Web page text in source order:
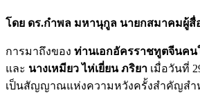
โดย ดร.กำพล มหานุกูล นายกสมาคมผู้สื่
การมาถึงของ ท่านเอกอัครราชทูตจีนคนใ
และ นางเหมียว ไห่เยี่ยน ภริยา เมื่อวันที่
เป็นสัญญาณแห่งความหวังครั้งสำคัญสำ